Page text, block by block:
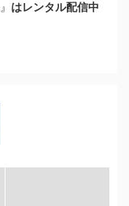
』 はレンタル配信中